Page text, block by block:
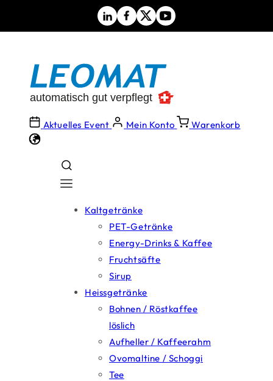
Aktuelles Event Mein Konto Warenkorb
Kaltgetränke
PET-Getränke
Energy-Drinks & Kaffee
Fruchtsäfte
Sirup
Heissgetränke
Bohnen / Röstkaffee
löslich
Aufheller / Kaffeerahm
Ovomaltine / Schoggi
Tee